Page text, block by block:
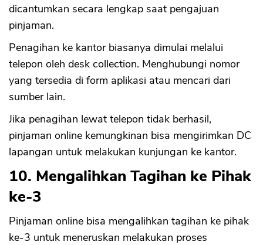
dicantumkan secara lengkap saat pengajuan
pinjaman.
Penagihan ke kantor biasanya dimulai melalui
telepon oleh desk collection. Menghubungi nomor
yang tersedia di form aplikasi atau mencari dari
sumber lain.
Jika penagihan lewat telepon tidak berhasil,
pinjaman online kemungkinan bisa mengirimkan DC
lapangan untuk melakukan kunjungan ke kantor.
10. Mengalihkan Tagihan ke Pihak
ke-3
Pinjaman online bisa mengalihkan tagihan ke pihak
ke-3 untuk meneruskan melakukan proses